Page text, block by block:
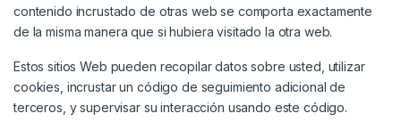
contenido incrustado de otras web se comporta exactamente
de la misma manera que si hubiera visitado la otra web.
Estos sitios Web pueden recopilar datos sobre usted, utilizar
cookies, incrustar un código de seguimiento adicional de
terceros, y supervisar su interacción usando este código.